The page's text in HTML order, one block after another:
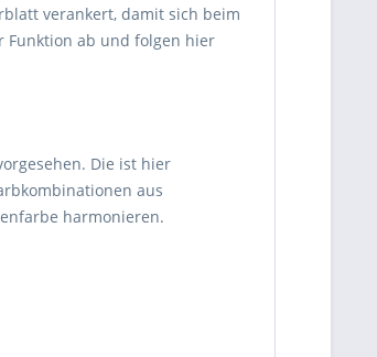
verankert, damit sich beim
Funktion ab und folgen hier
Die ist hier
aus
harmonieren.